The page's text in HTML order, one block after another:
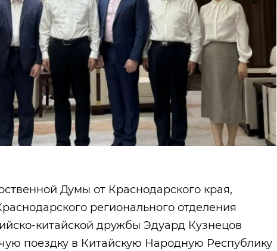
Думы от Краснодарского края,
регионального отделения
китайской дружбы Эдуард Кузнецов
поездку в Китайскую Народную Республику